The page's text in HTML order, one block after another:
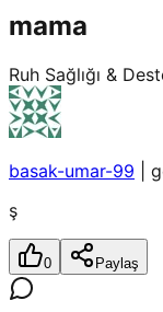
mama
Ruh Sağlığı &
basak-umar-99
ş
0 Paylaş